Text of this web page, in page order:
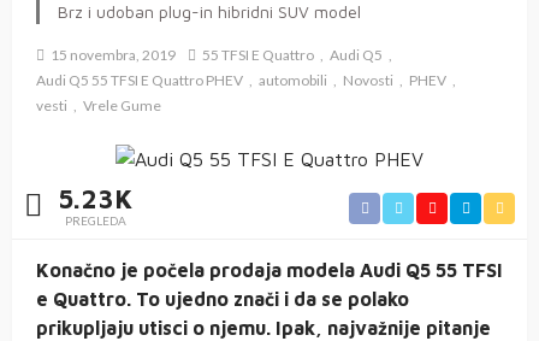
Brz i udoban plug-in hibridni SUV model
15 novembra, 2019 55 TFSI E Quattro
Audi Q5
Audi Q5 55 TFSI E Quattro PHEV
automobili Novosti
PHEV
vesti
Vrele Gume
5.23K
PREGLEDA
Konačno je počela prodaja modela Audi Q5 55 TFSI
e Quattro. To ujedno znači i da se polako
prikupljaju utisci o njemu. Ipak, najvažnije pitanje